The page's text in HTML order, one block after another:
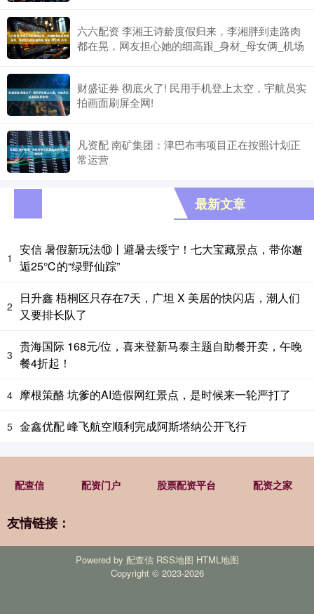
六六配资 李湘王诗龄度假归来，李湘胖到走路肉
都在晃，网友担心她的细高跟_身材_母女俩_机场
财盛证券 彻底火了! 民用手机登上太空，宇航员实
拍画面刷屏全网!
凡资配 南矿集团：津巴布韦项目正在按照计划正
常运营
最新文章
1
安信 暑假新玩法⑩丨避暑去绥宁！七大宝藏景点，带你邂
逅25℃的“绿野仙踪”
2
日升鑫 梧桐区只存在7天，广坦 X 美居的快闪店，潮人们
又要排长队了
3
贵海国际 168元/位，喜来登新马泰主题自助餐开卖，午晚
餐4折起！
4 摩根策酪 坑爹的AI造假网红景点，是时候来一轮严打了
5 金鑫优配 峰飞航空顺利完成阿斯塔纳公开飞行
配查信 配资门户 股票配资平台 配资之家
友情链接：
Powered by 配查信 RSS地图 HTML地图
Copyright © 2023-2026